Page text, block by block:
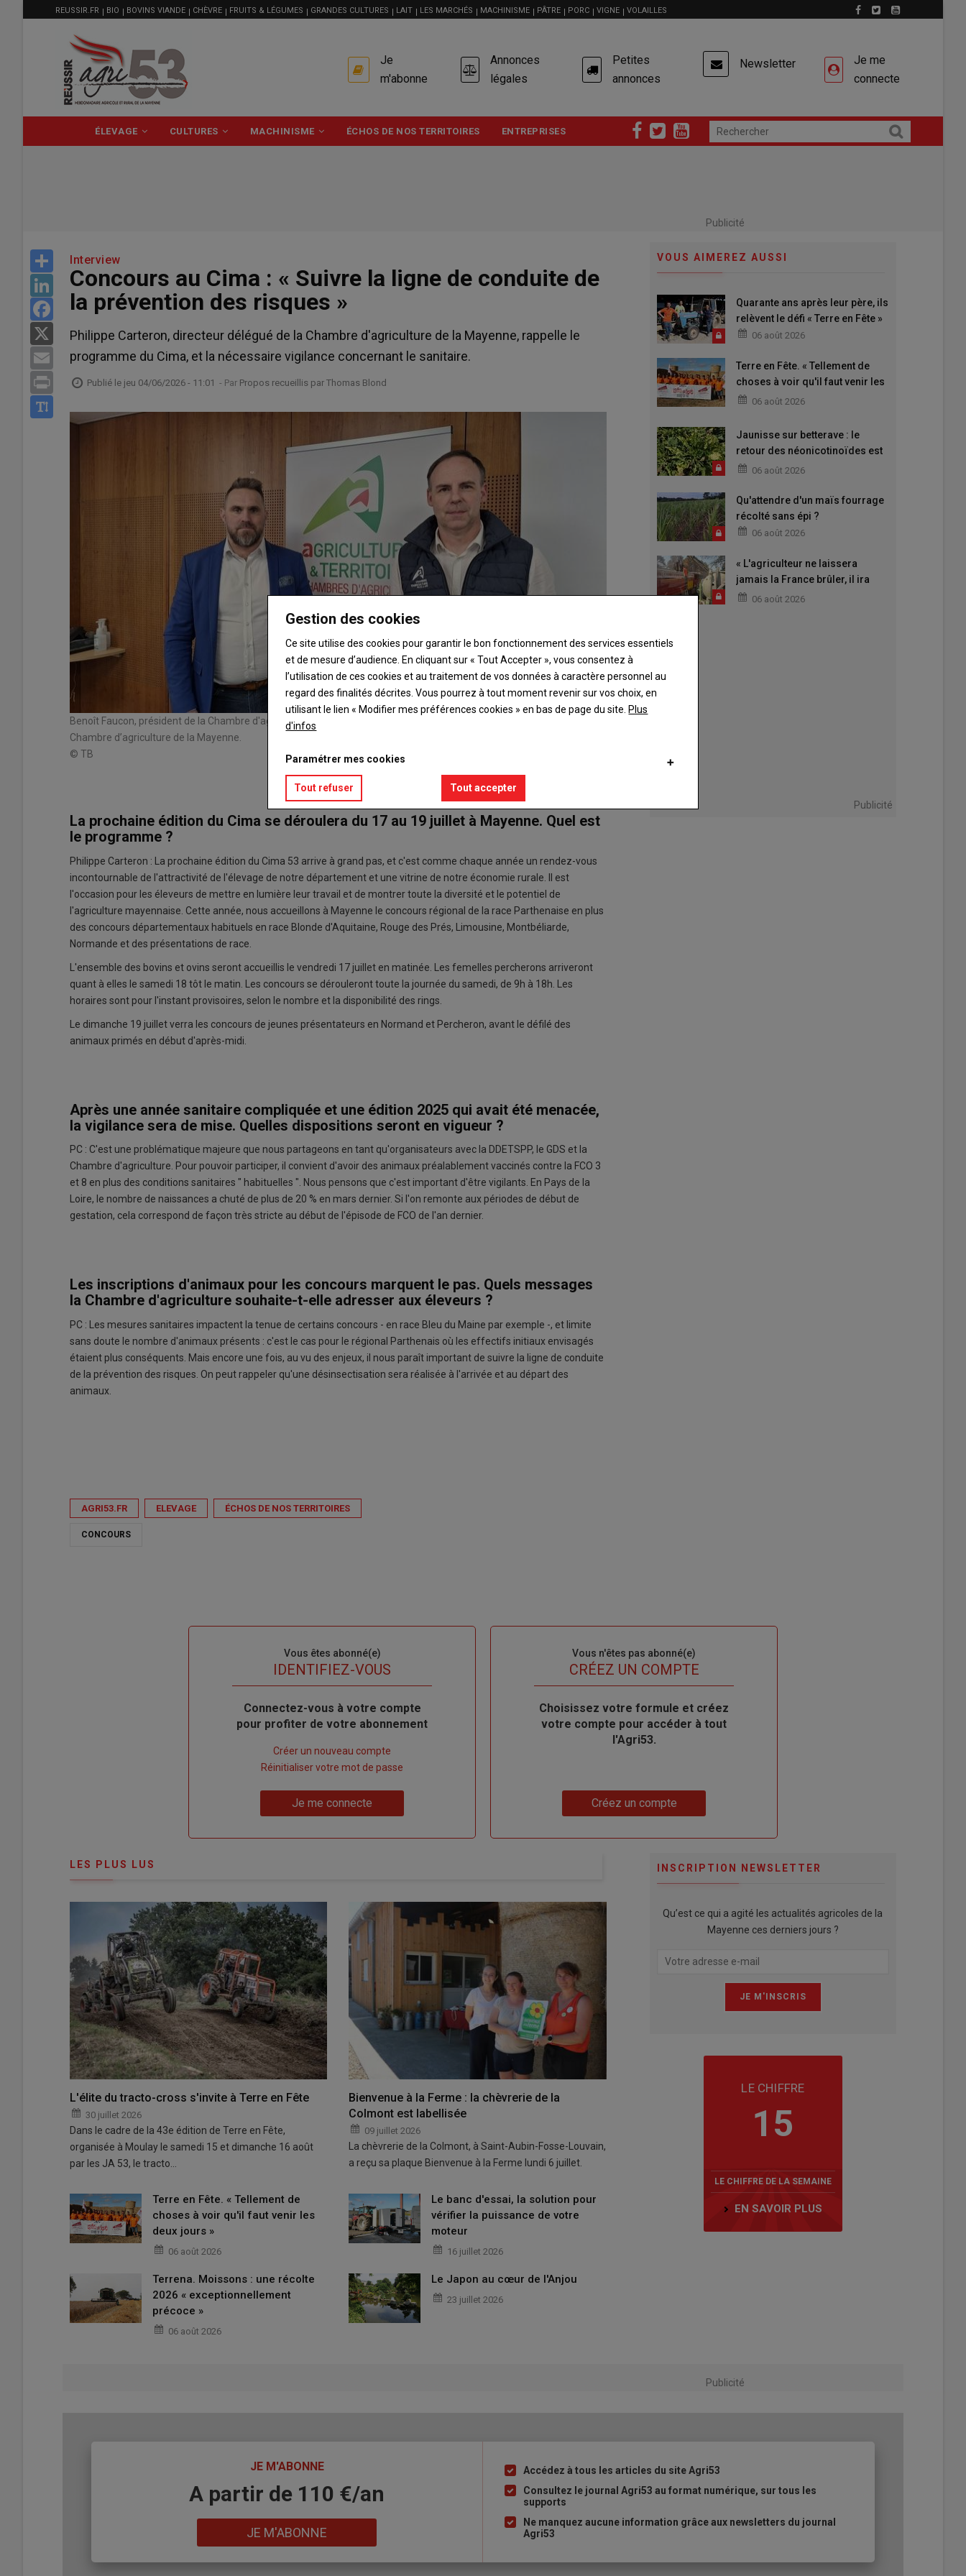
MENU
FILIÈRE
REUSSIR.FR BIO BOVINS VIANDE CHÈVRE FRUITS & LÉGUMES GRANDES CULTURES LAIT LES MARCHÉS MACHINISME PÂTRE PORC VIGNE VOLAILLES
USER
ACCOUNT
MENU
Je
m'abonne
Annonces
légales
Petites
annonces
Newsletter
Je me
connecte
PRINCIPALE
ÉLEVAGE CULTURES MACHINISME ÉCHOS DE NOS TERRITOIRES ENTREPRISES
Publicité
Share
LinkedIn
Facebook
Email
Print
Interview
Concours au Cima : « Suivre la ligne de conduite de
la prévention des risques »
Philippe Carteron, directeur délégué de la Chambre d'agriculture de la Mayenne, rappelle le
programme du Cima, et la nécessaire vigilance concernant le sanitaire.
Publié le jeu 04/06/2026 - 11:01 - Par Propos recueillis par Thomas Blond
Benoît Faucon, président de la Chambre d'agriculture de la Mayenne, et Philippe Carteron, directeur délégué de la
Chambre d’agriculture de la Mayenne.
© TB
La prochaine édition du Cima se déroulera du 17 au 19 juillet à Mayenne. Quel est
le programme ?
Philippe Carteron : La prochaine édition du Cima 53 arrive à grand pas, et c'est comme chaque année un rendez-vous
incontournable de l'attractivité de l'élevage de notre département et une vitrine de notre économie rurale. Il est
l'occasion pour les éleveurs de mettre en lumière leur travail et de montrer toute la diversité et le potentiel de
l'agriculture mayennaise. Cette année, nous accueillons à Mayenne le concours régional de la race Parthenaise en plus
des concours départementaux habituels en race Blonde d'Aquitaine, Rouge des Prés, Limousine, Montbéliarde,
Normande et des présentations de race.
L'ensemble des bovins et ovins seront accueillis le vendredi 17 juillet en matinée. Les femelles percherons arriveront
quant à elles le samedi 18 tôt le matin. Les concours se dérouleront toute la journée du samedi, de 9h à 18h. Les
horaires sont pour l'instant provisoires, selon le nombre et la disponibilité des rings.
Le dimanche 19 juillet verra les concours de jeunes présentateurs en Normand et Percheron, avant le défilé des
animaux primés en début d'après-midi.
Après une année sanitaire compliquée et une édition 2025 qui avait été menacée,
la vigilance sera de mise. Quelles dispositions seront en vigueur ?
PC : C'est une problématique majeure que nous partageons en tant qu'organisateurs avec la DDETSPP, le GDS et la
Chambre d'agriculture. Pour pouvoir participer, il convient d'avoir des animaux préalablement vaccinés contre la FCO 3
et 8 en plus des conditions sanitaires " habituelles ". Nous pensons que c'est important d'être vigilants. En Pays de la
Loire, le nombre de naissances a chuté de plus de 20 % en mars dernier. Si l'on remonte aux périodes de début de
gestation, cela correspond de façon très stricte au début de l'épisode de FCO de l'an dernier.
Les inscriptions d'animaux pour les concours marquent le pas. Quels messages
la Chambre d'agriculture souhaite-t-elle adresser aux éleveurs ?
PC : Les mesures sanitaires impactent la tenue de certains concours - en race Bleu du Maine par exemple -, et limite
sans doute le nombre d'animaux présents : c'est le cas pour le régional Parthenais où les effectifs initiaux envisagés
étaient plus conséquents. Mais encore une fois, au vu des enjeux, il nous paraît important de suivre la ligne de conduite
de la prévention des risques. On peut rappeler qu'une désinsectisation sera réalisée à l'arrivée et au départ des
animaux.
AGRI53.FR ELEVAGE ÉCHOS DE NOS TERRITOIRES
CONCOURS
VOUS AIMEREZ AUSSI
Quarante ans après leur père, ils
relèvent le défi « Terre en Fête »
06 août 2026
Terre en Fête. « Tellement de
choses à voir qu'il faut venir les
deux jours »
06 août 2026
Jaunisse sur betterave : le
retour des néonicotinoïdes est
attendu
06 août 2026
Qu'attendre d'un maïs fourrage
récolté sans épi ?
06 août 2026
« L'agriculteur ne laissera
jamais la France brûler, il ira
aider »06 août 2026
Publicité
Vous êtes abonné(e)
IDENTIFIEZ-VOUS
Body
Connectez-vous à votre compte
pour profiter de votre abonnement
compte"
Créer un nouveau compte
Réinitialiser votre mot de passe
Je me connecte
Vous n'êtes pas abonné(e)
TITRECRÉEZ UN COMPTE
Body
Choisissez votre formule et créez
votre compte pour accéder à tout
l'Agri53.
Créez un compte
LES PLUS LUS
L'élite du tracto-cross s'invite à Terre en Fête
30 juillet 2026
Dans le cadre de la 43e édition de Terre en Fête,
organisée à Moulay le samedi 15 et dimanche 16 août
par les JA 53, le tracto…
Bienvenue à la Ferme : la chèvrerie de la
Colmont est labellisée
09 juillet 2026
La chèvrerie de la Colmont, à Saint-Aubin-Fosse-Louvain,
a reçu sa plaque Bienvenue à la Ferme lundi 6 juillet.
Terre en Fête. « Tellement de
choses à voir qu'il faut venir les
deux jours »
06 août 2026
Le banc d'essai, la solution pour
vérifier la puissance de votre
moteur
16 juillet 2026
Terrena. Moissons : une récolte
2026 « exceptionnellement
précoce »
06 août 2026
Le Japon au cœur de l'Anjou
23 juillet 2026
INSCRIPTION NEWSLETTER
Qu’est ce qui a agité les actualités agricoles de la
Mayenne ces derniers jours ?
LE CHIFFRE
15
LE CHIFFRE DE LA SEMAINE
EN SAVOIR PLUS
Publicité
JE M'ABONNE
A partir de 110 €/an
JE M'ABONNE
Liste
à
puce
Accédez à tous les articles du site Agri53
Consultez le journal Agri53 au format numérique, sur tous les
supports
Ne manquez aucune information grâce aux newsletters du journal
Agri53
Gestion des cookies
Ce site utilise des cookies pour garantir le bon fonctionnement des services essentiels
et de mesure d’audience. En cliquant sur « Tout Accepter », vous consentez à
l’utilisation de ces cookies et au traitement de vos données à caractère personnel au
regard des finalités décrites. Vous pourrez à tout moment revenir sur vos choix, en
utilisant le lien « Modifier mes préférences cookies » en bas de page du site.Plus
d'infos
Paramétrer mes cookies
Tout refuser Tout accepter